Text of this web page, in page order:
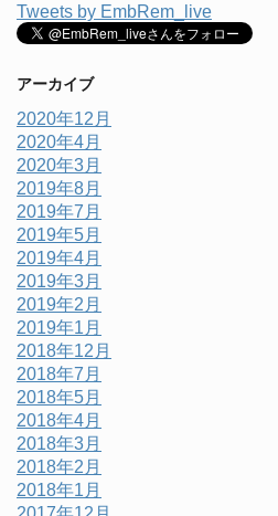
Tweets by EmbRem_live
アーカイブ
2020年12月
2020年4月
2020年3月
2019年8月
2019年7月
2019年5月
2019年4月
2019年3月
2019年2月
2019年1月
2018年12月
2018年7月
2018年5月
2018年4月
2018年3月
2018年2月
2018年1月